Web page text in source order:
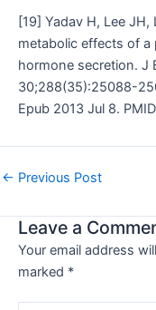
[19] Yadav H, Lee
metabolic effects of a
hormone secretion. J
30;288(35):25088-
Epub 2013 Jul 8.
← Previous Post
Leave a
Your email address
marked *